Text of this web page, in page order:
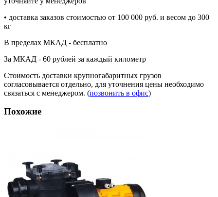
• доставка заказов стоимостью от 100 000 руб. и весом до 300
кг
В пределах МКАД - бесплатно
За МКАД - 60 рублей за каждый километр
Стоимость доставки крупногабаритных грузов
согласовывается отдельно, для уточнения цены необходимо
связаться с менеджером. (позвонить в офис)
Похожие